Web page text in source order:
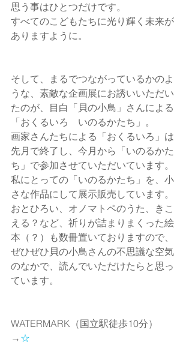
思う事はひとつだけです。
すべてのこどもたちに光り輝く未来が
ありますように。
そして、まるでつながっているかのよ
うな、素敵な企画展にお誘いいただい
たのが、目白「貝の小鳥」さんによる
「おくるいろ　いのるかたち」。
画家さんたちによる「おくるいろ」は
先月で終了し、今月から「いのるかた
ち」で参加させていただいています。
私にとっての「いのるかたち」を、小
さな作品にして展示販売しています。
おとひろい、オノマトペのうた、きこ
える？など、祈りが詰まりまくった絵
本（？）も数冊置いておりますので、
ぜひぜひ貝の小鳥さんの不思議な空気
のなかで、読んでいただけたらと思っ
ています。
WATERMARK（国立駅徒歩10分）
→ ☆